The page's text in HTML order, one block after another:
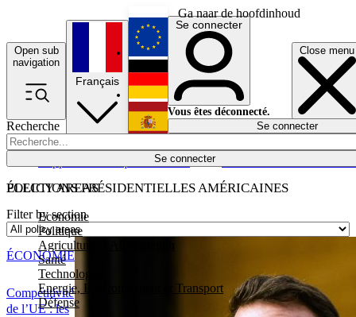
Ga naar de hoofdinhoud
Open sub
navigation
Close menu
Recherche
Se connecter
POLICY AREAS
Economie
Politique
Agriculture et Alimentation
Santé
Technologies
Energie, Environnement et Transport
Défense
Économie
Français
English
Deutsch
Español
Se connecter
Vous êtes déconnecté.
Se connecter
ÉLECTIONS PRÉSIDENTIELLES AMÉRICAINES
Filter by section
Compétitivité
de l’UE : les
ÉCONOMIE